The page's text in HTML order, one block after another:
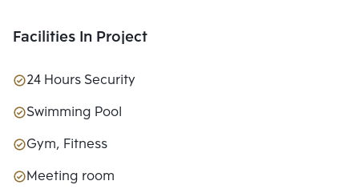
Facilities In Project
24 Hours Security
Swimming Pool
Gym, Fitness
Meeting room